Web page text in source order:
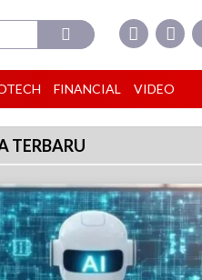
FINANCIAL VIDEO
TERBARU